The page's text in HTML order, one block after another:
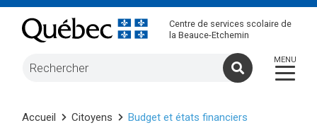
Centre de services scolaire de
la Beauce-Etchemin
Accueil Citoyens Budget et états financiers